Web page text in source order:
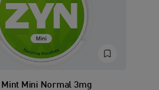
Mint Mini Normal 3mg